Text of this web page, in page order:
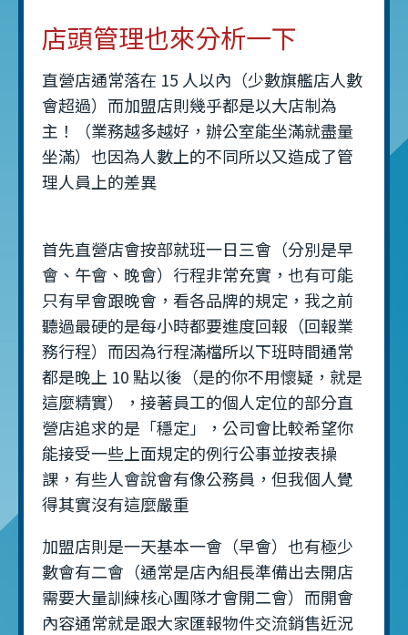
店頭管理也來分析一下
直營店通常落在 15 人以內（少數旗艦店人數
會超過）而加盟店則幾乎都是以大店制為
主！（業務越多越好，辦公室能坐滿就盡量
坐滿）也因為人數上的不同所以又造成了管
理人員上的差異
首先直營店會按部就班一日三會（分別是早
會、午會、晚會）行程非常充實，也有可能
只有早會跟晚會，看各品牌的規定，我之前
聽過最硬的是每小時都要進度回報（回報業
務行程）而因為行程滿檔所以下班時間通常
都是晚上 10 點以後（是的你不用懷疑，就是
這麼精實），接著員工的個人定位的部分直
營店追求的是「穩定」，公司會比較希望你
能接受一些上面規定的例行公事並按表操
課，有些人會說會有像公務員，但我個人覺
得其實沒有這麼嚴重
加盟店則是一天基本一會（早會）也有極少
數會有二會（通常是店內組長準備出去開店
需要大量訓練核心團隊才會開二會）而開會
內容通常就是跟大家匯報物件交流銷售近況